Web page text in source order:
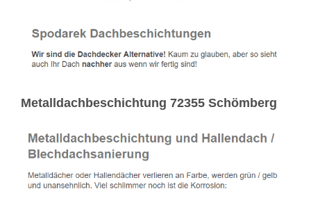
Metalldachbeschichtung 72355 Schömberg